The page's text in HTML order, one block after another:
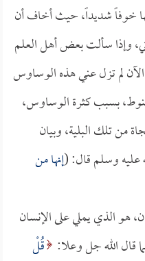
خوفاً شديداً، حيث أخاف أن
وإذا سألت بعض أهل العلم
لم تزل عني هذه الوساوس
بسبب كثرة الوساوس،
من تلك البلية، وبيان
عليه وسلم قال: (إنها من
الذي يملي على الإنسان
قال الله جل وعلا: قُلْ